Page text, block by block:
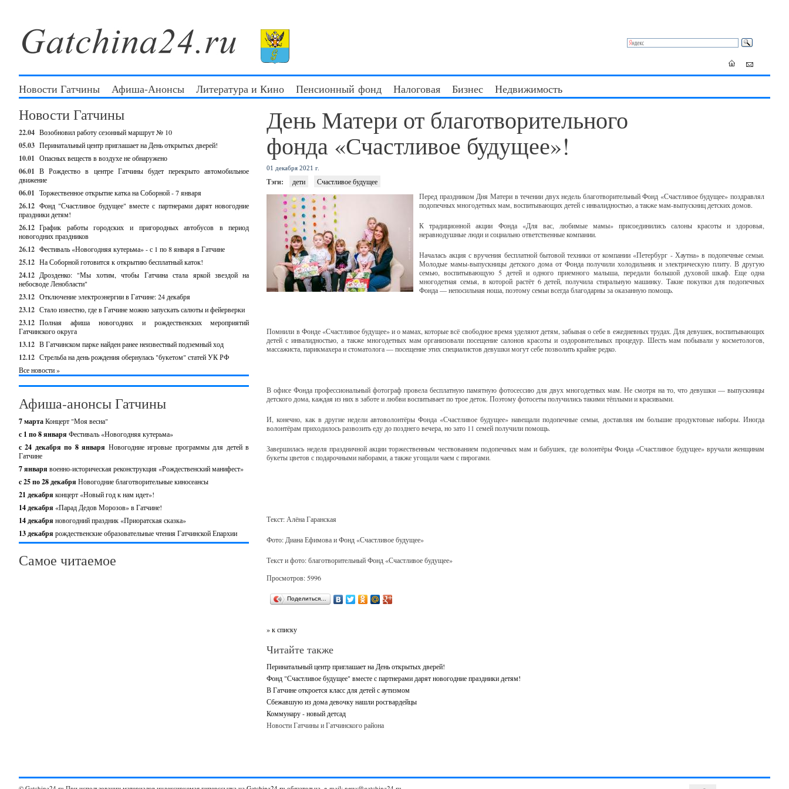
Новости Гатчины Афиша-Анонсы Литература и Кино Пенсионный фонд Налоговая Бизнес Недвижимость
Новости Гатчины
22.04 Возобновил работу сезонный маршрут № 10
05.03 Перинатальный центр приглашает на День открытых дверей!
10.01 Опасных веществ в воздухе не обнаружено
06.01 В Рождество в центре Гатчины будет перекрыто автомобильное
движение
06.01 Торжественное открытие катка на Соборной - 7 января
26.12 Фонд "Счастливое будущее" вместе с партнерами дарят новогодние
праздники детям!
26.12 График работы городских и пригородных автобусов в период
новогодних праздников
26.12 Фестиваль «Новогодняя кутерьма» - с 1 по 8 января в Гатчине
25.12 На Соборной готовится к открытию бесплатный каток!
24.12 Дрозденко: "Мы хотим, чтобы Гатчина стала яркой звездой на
небосводе Ленобласти"
23.12 Отключение электроэнергии в Гатчине: 24 декабря
23.12 Стало известно, где в Гатчине можно запускать салюты и фейерверки
23.12 Полная афиша новогодних и рождественских мероприятий
Гатчинского округа
13.12 В Гатчинском парке найден ранее неизвестный подземный ход
12.12 Стрельба на день рождения обернулась "букетом" статей УК РФ
Все новости »
Афиша-анонсы Гатчины
7 мартаКонцерт "Моя весна"
с 1 по 8 января Фестиваль «Новогодняя кутерьма»
с 24 декабря по 8 января Новогодние игровые программы для детей в
Гатчине
7 января военно-историческая реконструкция «Рождественский манифест»
c 25 по 28 декабря Новогодние благотворительные киносеансы
21 декабря концерт «Новый год к нам идет»!
14 декабря «Парад Дедов Морозов» в Гатчине!
14 декабря новогодний праздник «Приоратская сказка»
13 декабря рождественские образовательные чтения Гатчинской Епархии
Самое читаемое
День Матери от благотворительного
фонда «Счастливое будущее»!
01 декабря 2021 г.
Тэги: дети
Счастливое будущее
Перед праздником Дня Матери в течении двух недель благотворительный Фонд «Счастливое будущее» поздравлял
подопечных многодетных мам, воспитывающих детей с инвалидностью, а также мам-выпускниц детских домов.
К традиционной акции Фонда «Для вас, любимые мамы» присоединились салоны красоты и здоровья,
неравнодушные люди и социально ответственные компании.
Началась акция с вручения бесплатной бытовой техники от компании «Петербург - Хаутна» в подопечные семьи.
Молодые мамы-выпускницы детского дома от Фонда получили холодильник и электрическую плиту. В другую
семью, воспитывающую 5 детей и одного приемного малыша, передали большой духовой шкаф. Еще одна
многодетная семья, в которой растёт 6 детей, получила стиральную машинку. Такие покупки для подопечных
Фонда — непосильная ноша, поэтому семьи всегда благодарны за оказанную помощь.
Помнили в Фонде «Счастливое будущее» и о мамах, которые всё свободное время уделяют детям, забывая о себе в ежедневных трудах. Для девушек, воспитывающих
детей с инвалидностью, а также многодетных мам организовали посещение салонов красоты и оздоровительных процедур. Шесть мам побывали у косметологов,
массажиста, парикмахера и стоматолога — посещение этих специалистов девушки могут себе позволить крайне редко.
В офисе Фонда профессиональный фотограф провела бесплатную памятную фотосессию для двух многодетных мам. Не смотря на то, что девушки — выпускницы
детского дома, каждая из них в заботе и любви воспитывает по трое деток. Поэтому фотосеты получились такими тёплыми и красивыми.
И, конечно, как в другие недели автоволонтёры Фонда «Счастливое будущее» навещали подопечные семьи, доставляя им большие продуктовые наборы. Иногда
волонтёрам приходилось развозить еду до позднего вечера, но зато 11 семей получили помощь.
Завершилась неделя праздничной акции торжественным чествованием подопечных мам и бабушек, где волонтёры Фонда «Счастливое будущее» вручали женщинам
букеты цветов с подарочными наборами, а также угощали чаем с пирогами.
Текст: Алёна Гаранская
Фото: Диана Ефимова и Фонд «Счастливое будущее»
Текст и фото: благотворительный Фонд «Счастливое будущее»
Просмотров: 5996
Поделиться…
» к списку
Читайте также
Перинатальный центр приглашает на День открытых дверей!
Фонд "Счастливое будущее" вместе с партнерами дарят новогодние праздники детям!
В Гатчине откроется класс для детей с аутизмом
Сбежавшую из дома девочку нашли росгвардейцы
Коммунару - новый детсад
Новости Гатчины и Гатчинского района